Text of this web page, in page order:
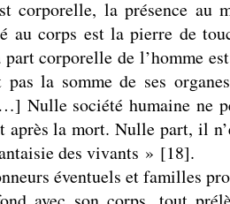
corporelle, la présence au
au corps est la pierre de
corporelle de l’homme
la somme de ses
Nulle société humaine ne
après la mort. Nulle part, il
des vivants » [18].
éventuels et familles